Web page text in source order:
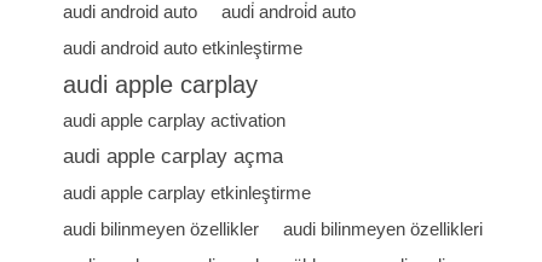
audi android auto
audi̇ androi̇d auto
audi android auto etkinleştirme
audi apple carplay
audi apple carplay activation
audi apple carplay açma
audi apple carplay etkinleştirme
audi bilinmeyen özellikler
audi bilinmeyen özellikleri